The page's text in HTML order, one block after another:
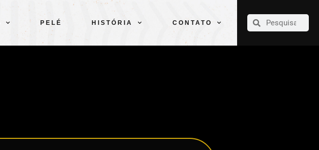
PELÉ HISTÓRIA CONTATO
CLUBE